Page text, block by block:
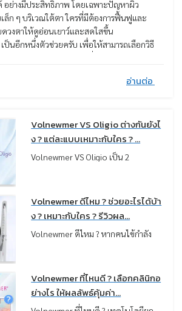
อย่างมีประสิทธิภาพ โดยเฉพาะปัญหาผิว
ล็ก ๆ บริเวณใต้ตา ใครที่มีต้องการฟื้นฟูและ
วงตาให้ดูอ่อนเยาว์และสดใสขึ้น
ป็นอีกหนึ่งตัวช่วยครับ เพื่อให้สามารถเลือกวิธี
นใจเลือกทำได้อย่างเหมาะสม
อ่านต่อ
Volnewmer VS Oligio ต่างกันยังไ
ง ? แต่ละแบบเหมาะกับใคร ? ...
Volnewmer VS Oligio เป็น 2
Monopolar RF เหมือนกัน แต่ในความ
เป็นจริง “ผลลัพธ์ที่ได้กลับไม่เหมือน
กัน” บางคนเน้นผิวฟู แน่น แต่บางคน
เน้นกรอบหน้าชัด ลดเหนียง ซึ่งทั้งหมด
Volnewmer ดีไหม ? ช่วยอะไรได้บ้า
ง ? เหมาะกับใคร ? รีวิวผล...
Volnewmer ดีไหม ? หากคนไข้กำลัง
Monopolar RF รุ่นใหม่อย่าง
Volnewmer คือตัวเลือกที่น่าสนใจมาก
ครับ เพราะถูกออกแบบมาเพื่อช่วยแก้
Volnewmer ที่ไหนดี ? เลือกคลินิกอ
ย่างไร ให้ผลลัพธ์คุ้มค่า...